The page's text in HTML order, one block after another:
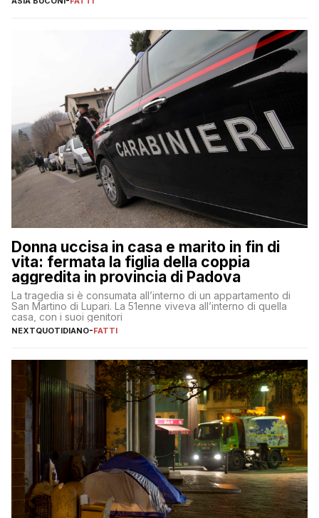
Donna uccisa in casa e marito in fin di
vita: fermata la figlia della coppia
aggredita in provincia di Padova
La tragedia si è consumata all’interno di un appartamento di
San Martino di Lupari. La 51enne viveva all’interno di quella
casa, con i suoi genitori
NEXTQUOTIDIANO-FATTI